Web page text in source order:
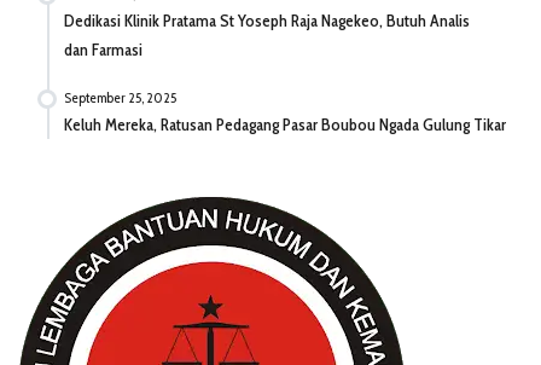
Dedikasi Klinik Pratama St Yoseph Raja Nagekeo, Butuh Analis
dan Farmasi
September 25, 2025
Keluh Mereka, Ratusan Pedagang Pasar Boubou Ngada Gulung Tikar